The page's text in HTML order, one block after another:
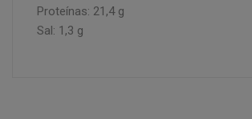
Proteínas: 21,4 g
Sal: 1,3 g